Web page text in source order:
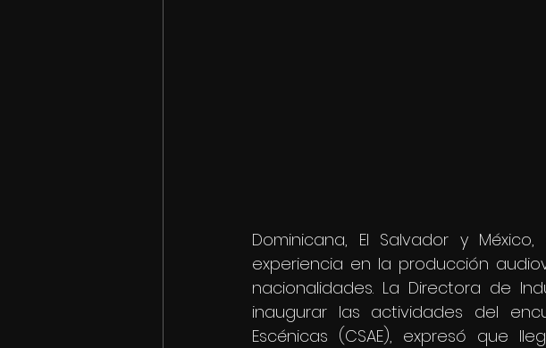
Dominicana, El Salvador y
experiencia en la producción
nacionalidades. La Directora de
inaugurar las actividades del
Escénicas (CSAE), expresó que